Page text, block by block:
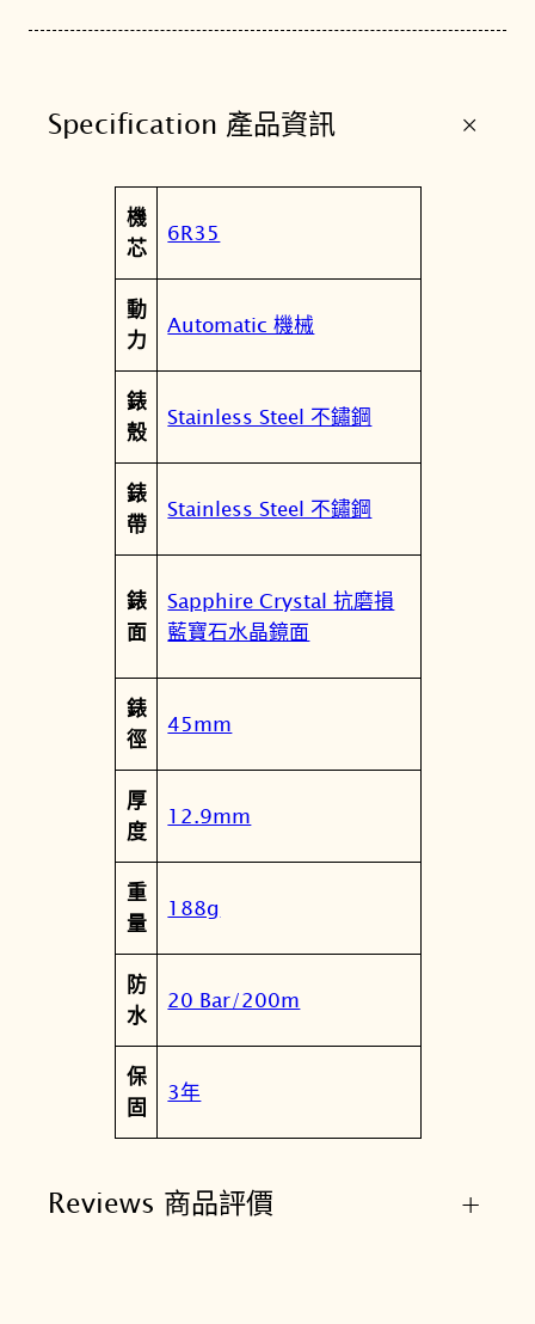
Specification 產品資訊 +
屬
性
值
機
芯
6R35
動
力
Automatic 機械
錶
殼
Stainless Steel 不鏽鋼
錶
帶
Stainless Steel 不鏽鋼
錶
面
Sapphire Crystal 抗磨損
藍寶石水晶鏡面
錶
徑
45mm
厚
度
12.9mm
重
量
188g
防
水
20 Bar/200m
保
固
3年
Reviews 商品評價 +